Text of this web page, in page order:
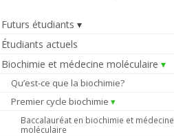
Futurs étudiants
Étudiants actuels
Biochimie et médecine moléculaire
Qu’est-ce que la biochimie?
Premier cycle biochimie
Baccalauréat en biochimie et médecine
moléculaire